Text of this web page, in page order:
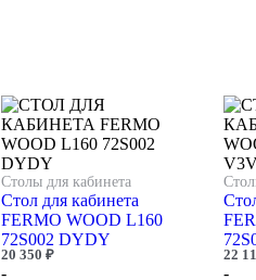
Столы для кабинета
Стол для кабинета
FERMO WOOD L160
72S002 DYDY
20 350 ₽
-
22
-